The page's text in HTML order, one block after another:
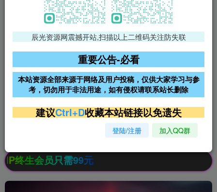
免费领支付宝红包
腾讯轻量4核4G3M服务器38元/
阿里云2核2G200M服务器68元/
年
雨云高防免备案服务器
超低价文字广告位招租 超低价文字广告位招租
超低价文字广告位招租
生会员只需99元
辰光资源网震撼开站,扫描以上二维码关注防失联
重要公告-必看
本站资源全部来源于网络及用户投稿，仅供大家学习与参
考，切勿用于非法用途，如有侵权请联系站长删除
建议Ctrl+D收藏本站链接以免遗失
登陆/注册 加入QQ群